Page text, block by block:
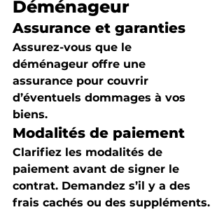
Déménageur
Assurance et garanties
Assurez-vous que le
déménageur offre une
assurance pour couvrir
d’éventuels dommages à vos
biens.
Modalités de paiement
Clarifiez les modalités de
paiement avant de signer le
contrat. Demandez s’il y a des
frais cachés ou des suppléments.